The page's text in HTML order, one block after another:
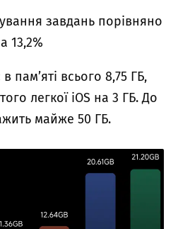
завдань порівняно
13,2%
пам’яті всього 8,75 ГБ,
легкої iOS на 3 ГБ. До
майже 50 ГБ.